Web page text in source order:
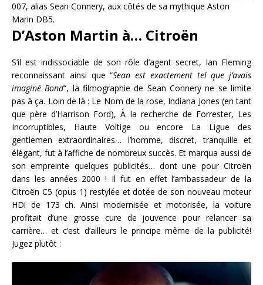
007, alias Sean Connery, aux côtés de sa mythique Aston
Marin DB5.
D’Aston Martin à… Citroën
S’il est indissociable de son rôle d’agent secret, Ian Fleming
reconnaissant ainsi que “Sean est exactement tel que j’avais
imaginé Bond“, la filmographie de Sean Connery ne se limite
pas à ça. Loin de là : Le Nom de la rose, Indiana Jones (en tant
que père d’Harrison Ford), À la recherche de Forrester, Les
Incorruptibles, Haute Voltige ou encore La Ligue des
gentlemen extraordinaires… l’homme, discret, tranquille et
élégant, fut à l’affiche de nombreux succès. Et marqua aussi de
son empreinte quelques publicités… dont une pour Citroën
dans les années 2000 ! Il fut en effet l’ambassadeur de la
Citroën C5 (opus 1) restylée et dotée de son nouveau moteur
HDi de 173 ch. Ainsi modernisée et motorisée, la voiture
profitait d’une grosse cure de jouvence pour relancer sa
carrière… et c’est d’ailleurs le principe même de la publicité!
Jugez plutôt :